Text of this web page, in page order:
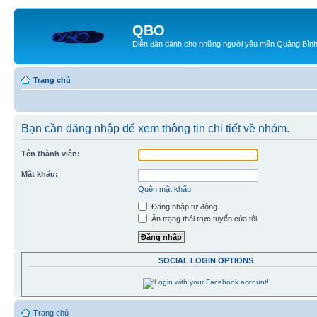
QBO
Diễn đàn dành cho những người yêu mến Quảng Bình
Trang chủ
Bạn cần đăng nhập để xem thông tin chi tiết về nhóm.
Tên thành viên:
Mật khẩu:
Quên mật khẩu
Đăng nhập tự động
Ẩn trạng thái trực tuyến của tôi
SOCIAL LOGIN OPTIONS
Trang chủ